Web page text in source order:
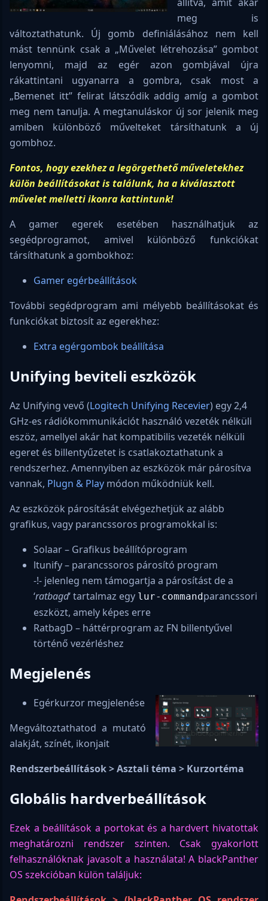
állítva, amit akár
meg is
változtathatunk. Új gomb definiálásához nem kell
mást tennünk csak a „Művelet létrehozása” gombot
lenyomni, majd az egér azon gombjával újra
rákattintani ugyanarra a gombra, csak most a
„Bemenet itt” felirat látszódik addig amíg a gombot
meg nem tanulja. A megtanuláskor új sor jelenik meg
amiben különböző művelteket társíthatunk a új
gombhoz.
Fontos, hogy ezekhez a legörgethető műveletekhez
külön beállításokat is találunk, ha a kiválasztott
művelet melletti ikonra kattintunk!
A gamer egerek esetében használhatjuk az
segédprogramot, amivel különböző funkciókat
társíthatunk a gombokhoz:
Gamer egérbeállítások
További segédprogram ami mélyebb beállításokat és
funkciókat biztosít az egerekhez:
Extra egérgombok beállítása
Unifying beviteli eszközök
Az Unifying vevő (Logitech Unifying Recevier) egy 2,4
GHz-es rádiókommunikációt használó vezeték nélküli
eszöz, amellyel akár hat kompatibilis vezeték nélküli
egeret és billentyűzetet is csatlakoztathatunk a
rendszerhez. Amennyiben az eszközök már párosítva
vannak, Plugn & Play módon működniük kell.
Az eszközök párosítását elvégezhetjük az alább
grafikus, vagy parancssoros programokkal is:
Solaar – Grafikus beállítóprogram
ltunify – parancssoros párosító program
-!- jelenleg nem támogartja a párosítást de a
‘ratbagd‘ tartalmaz egy lur-command parancssori
eszközt, amely képes erre
RatbagD – háttérprogram az FN billentyűvel
történő vezérléshez
Megjelenés
Egérkurzor megjelenése
Megváltoztathatod a mutató
alakját, színét, ikonjait
Rendszerbeállítások > Asztali téma > Kurzortéma
Globális hardverbeállítások
Ezek a beállítások a portokat és a hardvert hivatottak
meghatározni rendszer szinten. Csak gyakorlott
felhasználóknak javasolt a használata! A blackPanther
OS szekcióban külön találjuk: